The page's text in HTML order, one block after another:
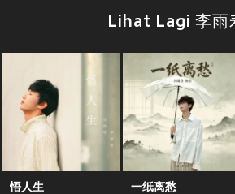
Lihat Lagi 李雨
悟人生 一纸离愁